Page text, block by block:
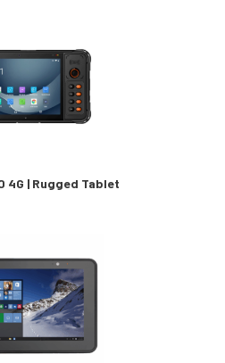
4G | Rugged Tablet